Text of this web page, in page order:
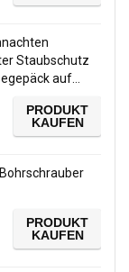
Staubschutz
auf…
PRODUKT
KAUFEN
PRODUKT
KAUFEN